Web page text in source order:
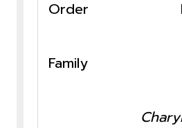
Order
Family